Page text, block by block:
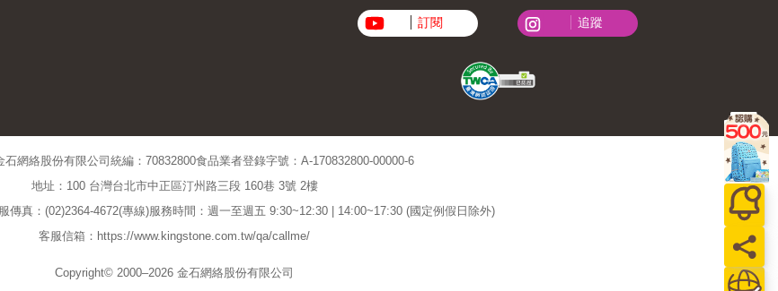
訂閱 追蹤
石網絡股份有限公司統編：70832800食品業者登錄字號：A-170832800-00000-6
地址：100 台灣台北市中正區汀州路三段 160巷 3號 2樓
傳真：(02)2364-4672(專線)服務時間：週一至週五 9:30~12:30 | 14:00~17:30 (國定例假日除外)
客服信箱：https://www.kingstone.com.tw/qa/callme/
Copyright© 2000–2026 金石網絡股份有限公司